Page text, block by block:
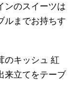
ンのスイーツは
ルまでお持ちす
のキッシュ 紅
来立てをテーブ